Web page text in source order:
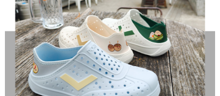
【「AFTEE先享後付」結帳流程】
１．於結帳方式選擇「AFTEE先享後付」後，將跳轉至「AFTEE先享後付」
結帳頁面，進行簡訊認證並確認金額後，即可完成結帳。
２．訂單成立數日內，您將收到繳費通知簡訊。
３．收到繳費通知簡訊後14天內，點擊此簡訊中的連結，可透過四大超商／
ATM／網路銀行／等多元方式進行付款，方視為交易完成。
※ 請注意：結帳手續完成當下不需立刻繳費，但若您需要取消訂單，請聯絡
購買商品的店家。未經商家同意取消之訂單仍視為有效，需透過AFTEE先享
後付繳納相關費用。
※ 交易是否成功請以「AFTEE先享後付 」之結帳頁面顯示為準，若有關於